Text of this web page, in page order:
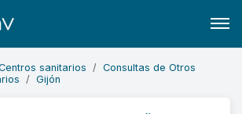
sanitarios
Consultas de Otros
Gijón